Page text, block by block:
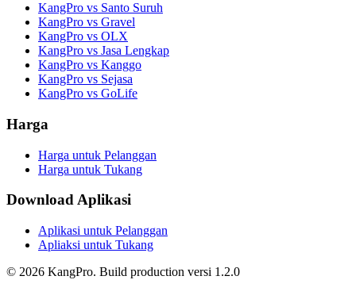
KangPro vs Santo Suruh
KangPro vs Gravel
KangPro vs OLX
KangPro vs Jasa Lengkap
KangPro vs Kanggo
KangPro vs Sejasa
KangPro vs GoLife
Harga
Harga untuk Pelanggan
Harga untuk Tukang
Download Aplikasi
Aplikasi untuk Pelanggan
Apliaksi untuk Tukang
© 2026 KangPro. Build production versi 1.2.0